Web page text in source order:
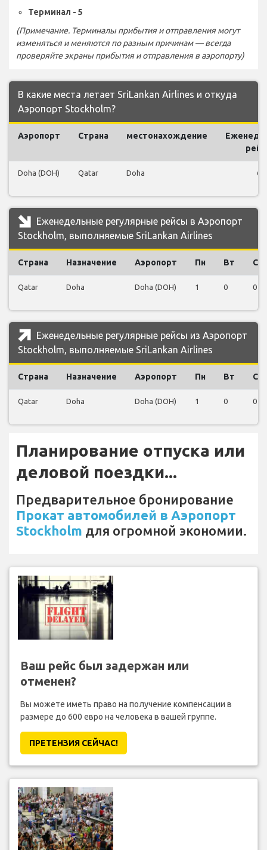
Терминал - 5
(Примечание. Терминалы прибытия и отправления могут
изменяться и меняются по разным причинам — всегда
проверяйте экраны прибытия и отправления в аэропорту)
В какие места летает SriLankan Airlines и откуда
Аэропорт Stockholm?
Аэропорт Страна местонахождение
Doha (DOH) Qatar Doha 6
Еженедельные регулярные рейсы в Аэропорт
Stockholm, выполняемые SriLankan Airlines
Страна Назначение Аэропорт Пн Вт Ср
Qatar Doha Doha (DOH) 1 0 0
Еженедельные регулярные рейсы из Аэропорт
Stockholm, выполняемые SriLankan Airlines
Страна Назначение Аэропорт Пн Вт Ср
Qatar Doha Doha (DOH) 1 0 0
Планирование отпуска или
деловой поездки...
Предварительное бронирование
Прокат автомобилей в Аэропорт
Stockholm для огромной экономии.
Ваш рейс был задержан или
отменен?
Вы можете иметь право на получение компенсации в
размере до 600 евро на человека в вашей группе.
ПРЕТЕНЗИЯ CЕЙЧАС!